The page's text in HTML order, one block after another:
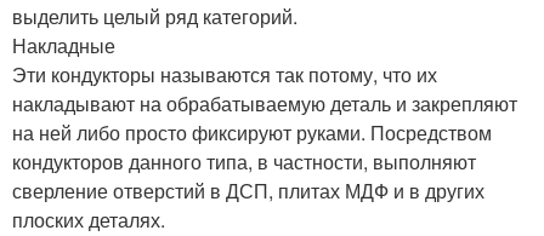
выделить целый ряд категорий.
Накладные
Эти кондукторы называются так потому, что их
накладывают на обрабатываемую деталь и закрепляют
на ней либо просто фиксируют руками. Посредством
кондукторов данного типа, в частности, выполняют
сверление отверстий в ДСП, плитах МДФ и в других
плоских деталях.